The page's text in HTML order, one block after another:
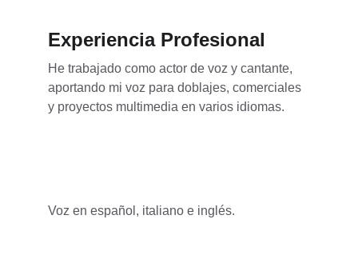
Experiencia Profesional
He trabajado como actor de voz y cantante,
aportando mi voz para doblajes, comerciales
y proyectos multimedia en varios idiomas.
Voz en español, italiano e inglés.